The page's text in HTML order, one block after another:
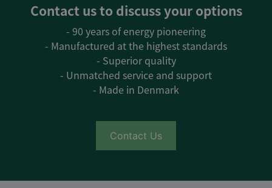
Contact us to discuss your options
- 90 years of energy pioneering
- Manufactured at the highest standards
- Superior quality
- Unmatched service and support
- Made in Denmark
Contact Us